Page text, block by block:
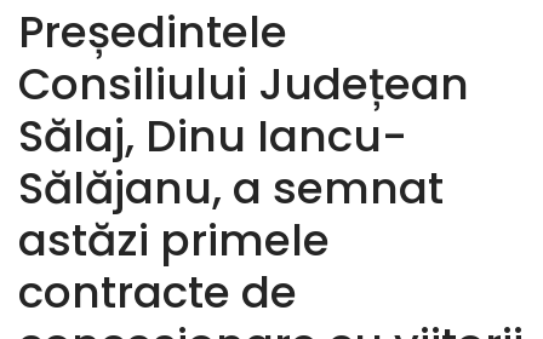
Președintele
Consiliului Județean
Sălaj, Dinu Iancu-
Sălăjanu, a semnat
astăzi primele
contracte de